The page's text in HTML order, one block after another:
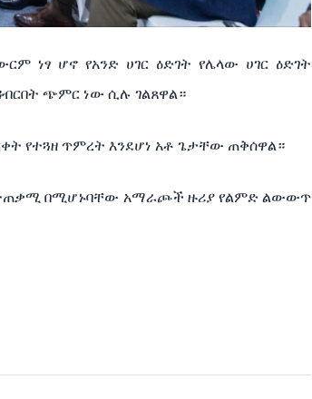
ነፃ ሆኖ የአንድ ሀገር ዕድገት የሌላው ሀገር ዕድገት
ጭምር ነው ሲሉ ገልጸዋል።
የተጓዘ ጥምረት እንደሆነ አቶ ጌታቸው ጠቅሰዋል።
ተጠቃሚ በሚሆኑባቸው አማራጮች ዙሪያ የልምድ ልውውጥ